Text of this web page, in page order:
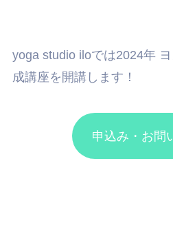
yoga studio iloでは2024年
成講座を開講します！
申込み・お問